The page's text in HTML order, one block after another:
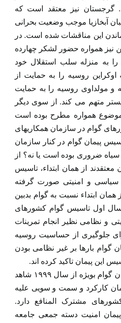
گرجستان نیز معتقد است که
آبخازیا موجب وضعیت بحرانی
این مناقشات شده است. در
نیز همواره حضور لشکر چهارده
به منزله سلب استقلال خود
روسیه را به حمایت از
و مولداوی روسیه را به حمایت
متهم می کند. از سوی دیگر
همواره مطرح بوده است
گوام در سازمان همکاریهای
پیمان گوام در کنار سازمان
ضروری بوده است یا نه؟ از
از همان ابتداء، تاسیس
سیاسی و امنیتی صورت گرفته
ابتداء نسبت به گوام بدبین
اول تاسیس گوام کشورهای
و نظامی نظیر انجام تمرینات
جلوگیری از حساسیت روسیه
گوام بارها بر غیر نظامی بودن
این پیمان تاکید کرده اند.
با این وجود تحولاتی که پیمان گوام بویژه از سال ۱۹۹۹ شاهد
کارکرد و سمت و سویی علیه
مشترک المنافع دارد.
تمدید پیمان امنیت دسته جمعی جامعه